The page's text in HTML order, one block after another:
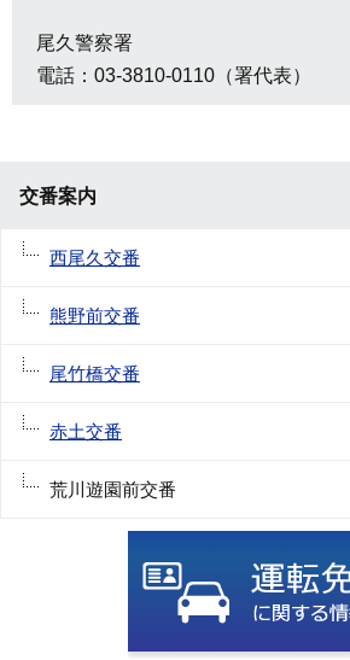
尾久警察署
電話：03-3810-0110（署代表）
交番案内
西尾久交番
熊野前交番
尾竹橋交番
赤土交番
荒川遊園前交番